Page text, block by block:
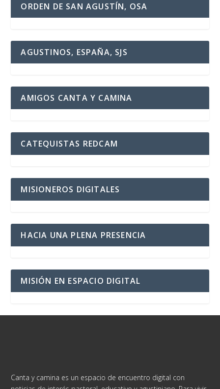
ORDEN DE SAN AGUSTÍN, OSA
AGUSTINOS, ESPAÑA, SJS
AMIGOS CANTA Y CAMINA
CATEQUISTAS REDCAM
MISIONEROS DIGITALES
HACIA UNA PLENA PRESENCIA
MISIÓN EN ESPACIO DIGITAL
Canta y camina es un espacio de encuentro digital con